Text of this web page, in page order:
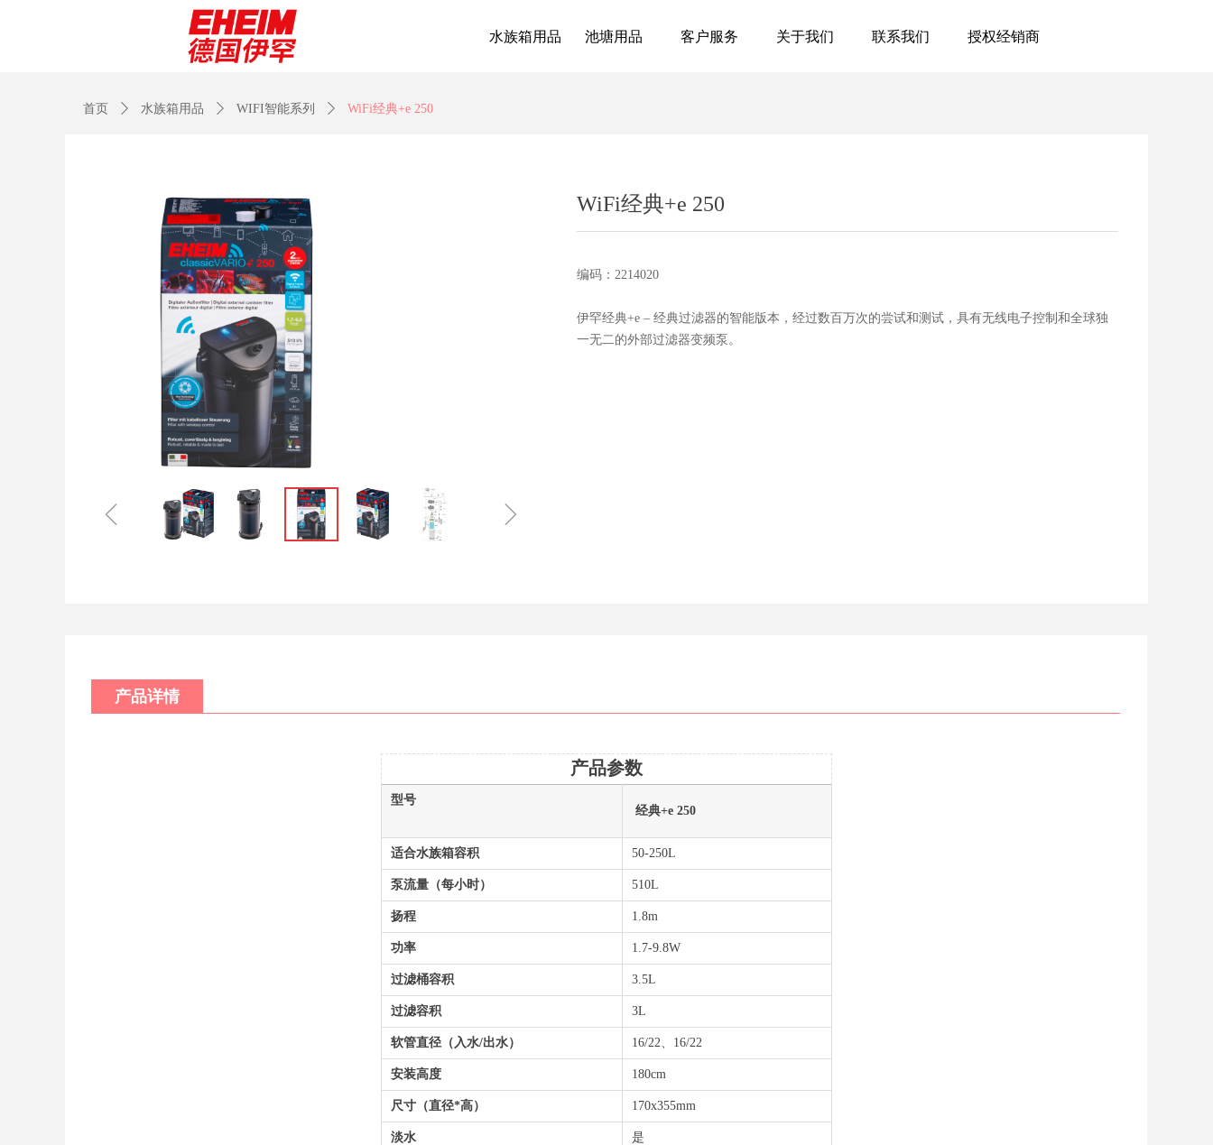
水族箱用品 池塘用品 客户服务 关于我们 联系我们 授权经销商
首页 ꄲ 水族箱用品 ꄲ WIFI智能系列 ꄲ WiFi经典+e 250
ꁆ ꁇ
WiFi经典+e 250
编码：2214020
伊罕经典+e – 经典过滤器的智能版本，经过数百万次的尝试和测试，具有无线电子控制和全球独
一无二的外部过滤器变频泵。
产品详情
产品参数
型号
经典+e 250
适合水族箱容积 50-250L
泵流量（每小时） 510L
扬程 1.8m
功率 1.7-9.8W
过滤桶容积 3.5L
过滤容积 3L
软管直径（入水/出水） 16/22、16/22
安装高度 180cm
尺寸（直径*高） 170x355mm
淡水 是